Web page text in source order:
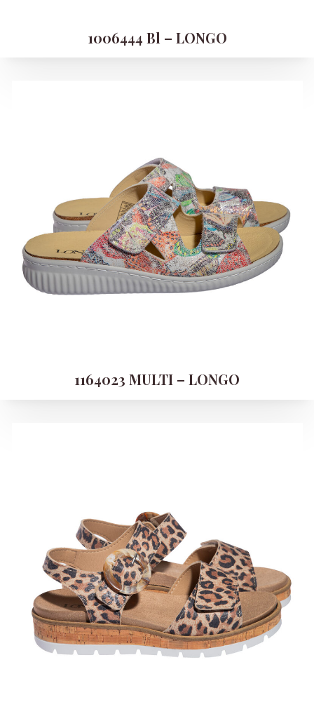
1006444 Bl – LONGO
1164023 MULTI – LONGO